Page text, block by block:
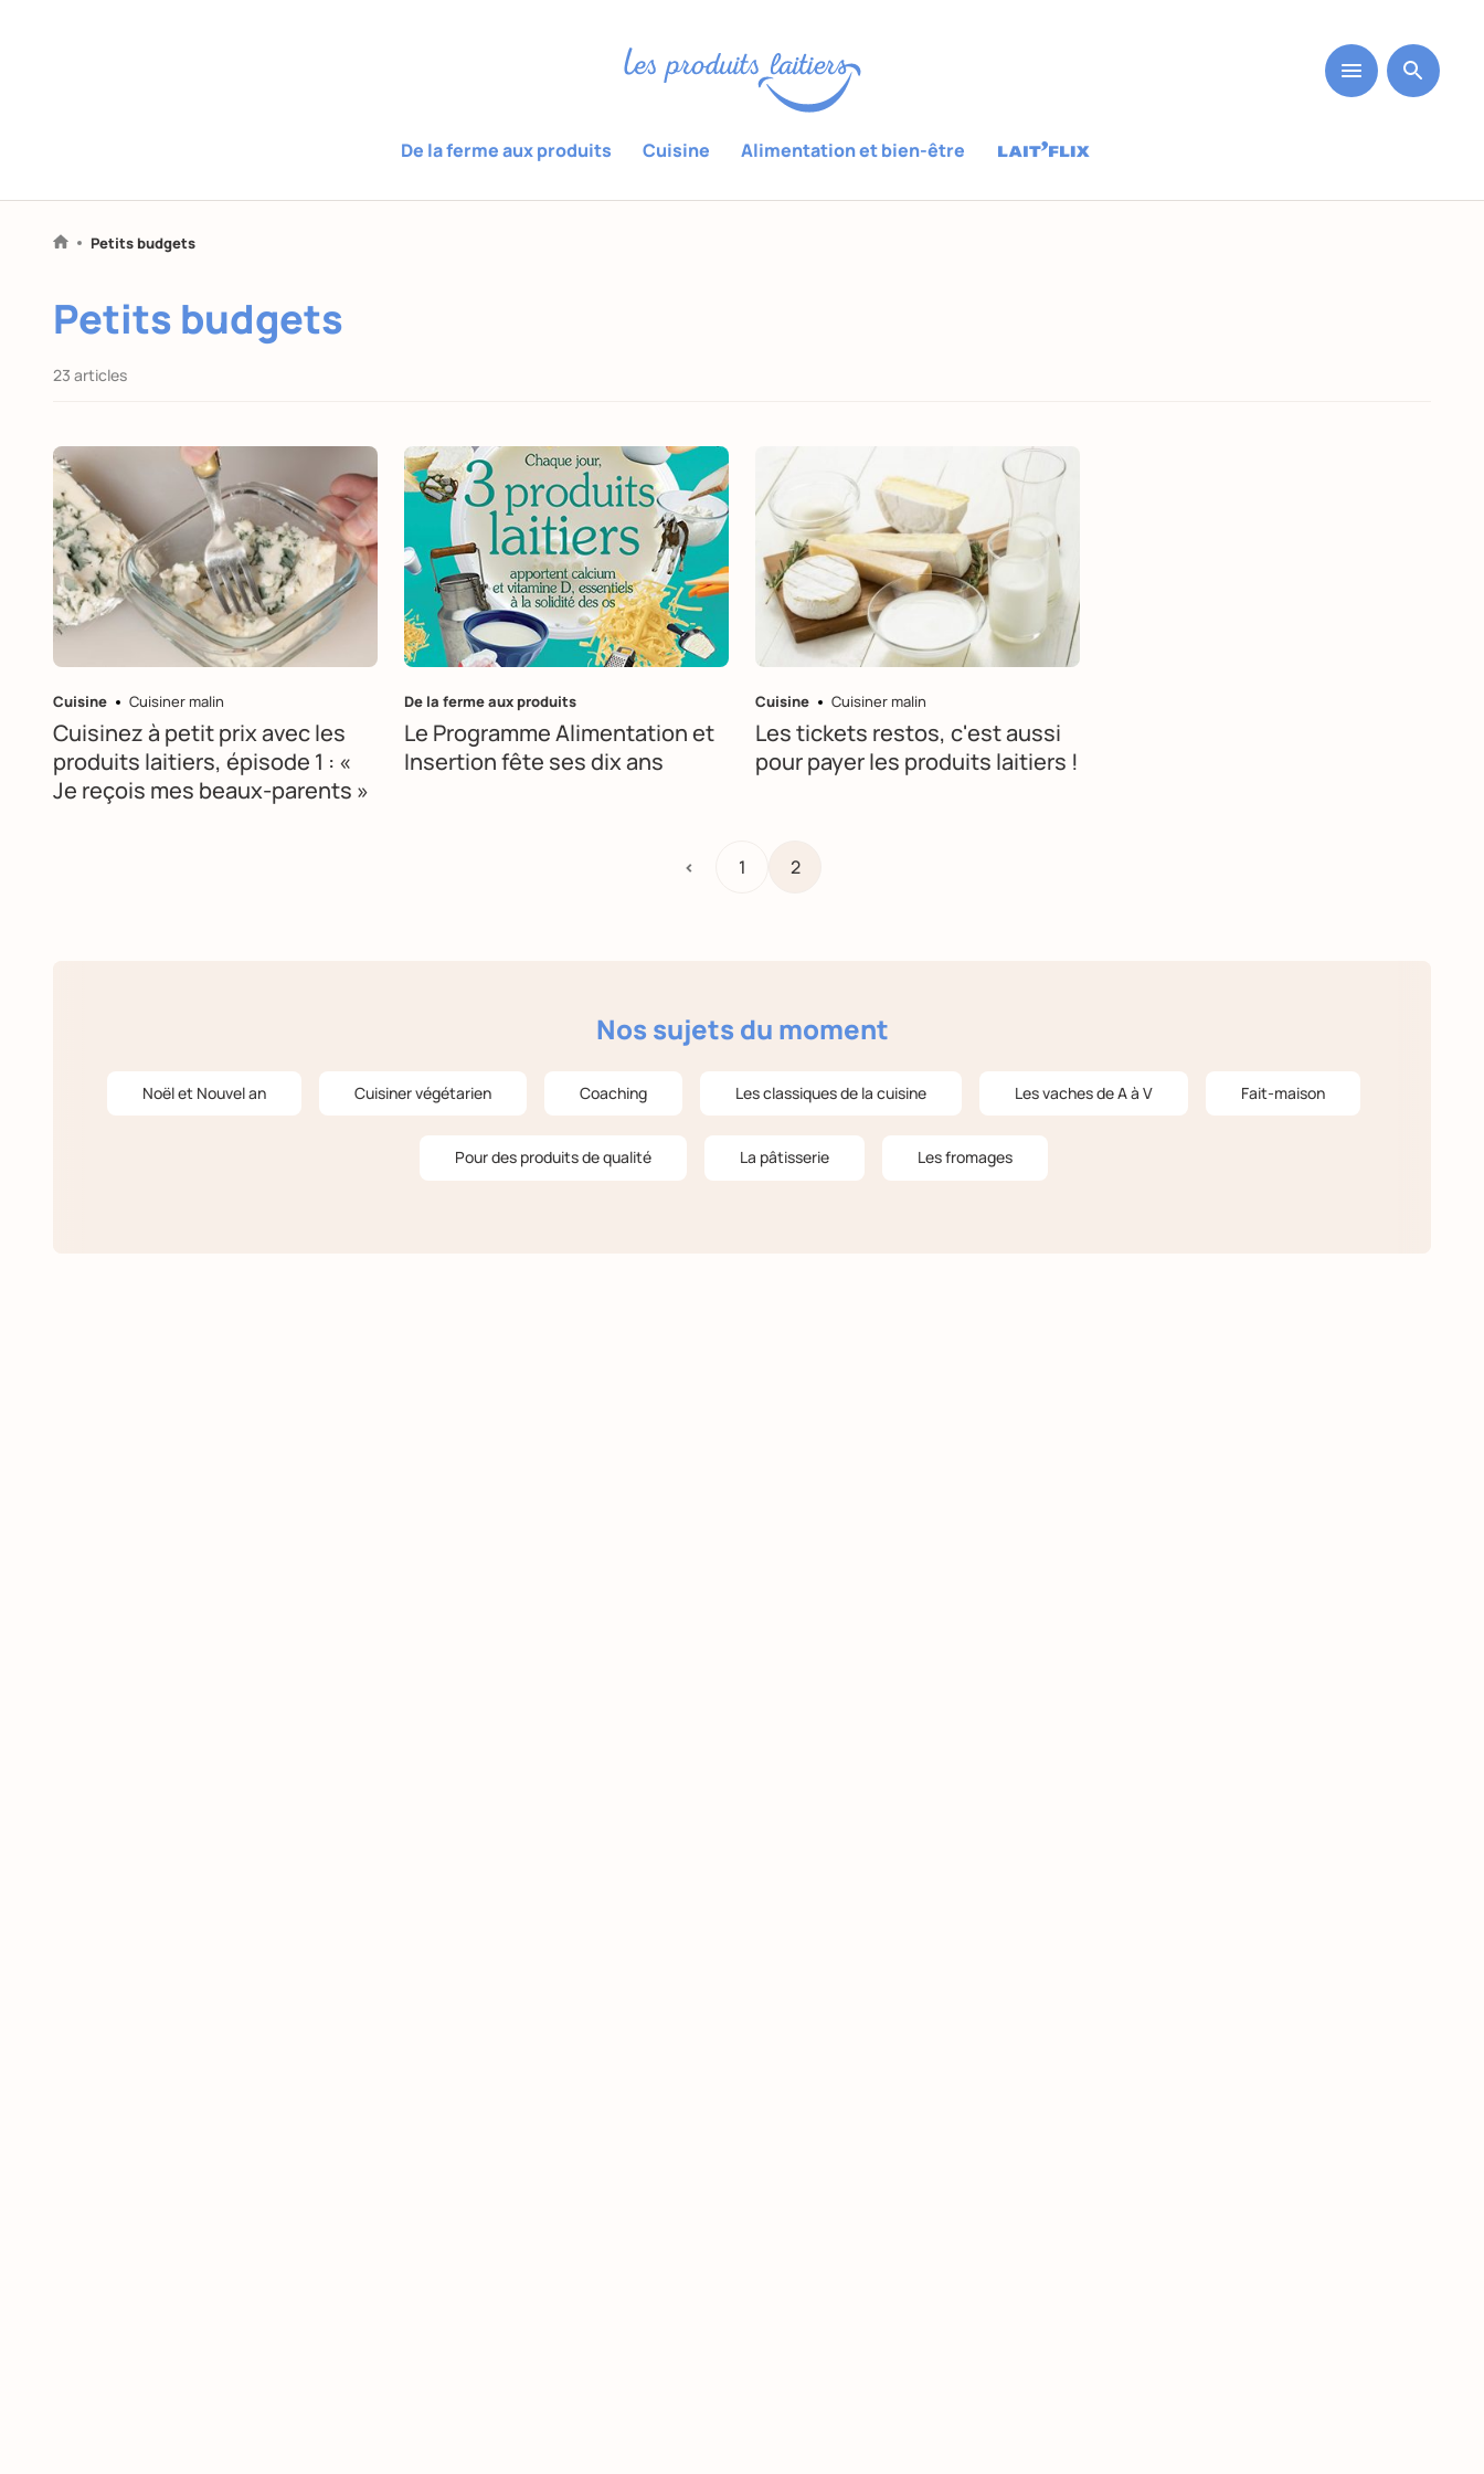
De la ferme aux produits Cuisine Alimentation et bien-être
Petits budgets
Petits budgets
23 articles
Cuisine Cuisiner malin
Cuisinez à petit prix avec les
produits laitiers, épisode 1 : «
Je reçois mes beaux-parents »
De la ferme aux produits
Le Programme Alimentation et
Insertion fête ses dix ans
Cuisine Cuisiner malin
Les tickets restos, c'est aussi
pour payer les produits laitiers !
< 1 2
Nos sujets du moment
Noël et Nouvel an Cuisiner végétarien Coaching Les classiques de la cuisine Les vaches de A à V Fait-maison
Pour des produits de qualité La pâtisserie Les fromages